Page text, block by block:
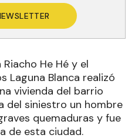
He Hé y el
Laguna Blanca realizó
vivienda del barrio
del siniestro un hombre
quemaduras y fue
de esta ciudad.